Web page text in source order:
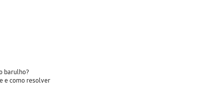
barulho?
e como resolver